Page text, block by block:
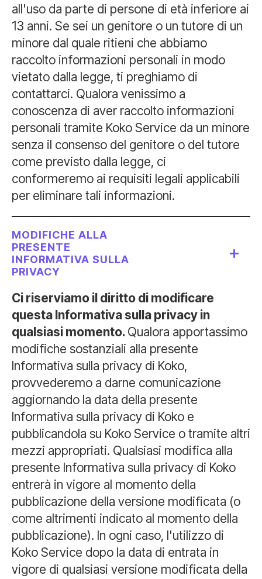
all'uso da parte di persone di età inferiore ai
13 anni. Se sei un genitore o un tutore di un
minore dal quale ritieni che abbiamo
raccolto informazioni personali in modo
vietato dalla legge, ti preghiamo di
contattarci. Qualora venissimo a
conoscenza di aver raccolto informazioni
personali tramite Koko Service da un minore
senza il consenso del genitore o del tutore
come previsto dalla legge, ci
conformeremo ai requisiti legali applicabili
per eliminare tali informazioni.
MODIFICHE ALLA
PRESENTE
INFORMATIVA SULLA
PRIVACY
Ci riserviamo il diritto di modificare
questa Informativa sulla privacy in
qualsiasi momento. Qualora apportassimo
modifiche sostanziali alla presente
Informativa sulla privacy di Koko,
provvederemo a darne comunicazione
aggiornando la data della presente
Informativa sulla privacy di Koko e
pubblicandola su Koko Service o tramite altri
mezzi appropriati. Qualsiasi modifica alla
presente Informativa sulla privacy di Koko
entrerà in vigore al momento della
pubblicazione della versione modificata (o
come altrimenti indicato al momento della
pubblicazione). In ogni caso, l'utilizzo di
Koko Service dopo la data di entrata in
vigore di qualsiasi versione modificata della